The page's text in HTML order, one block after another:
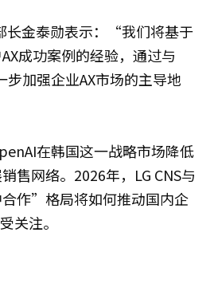
长金泰勋表示：“我们将基于
成功案例的经验，通过与
步加强企业AX市场的主导地
在韩国这一战略市场降低
售网络。2026年，LG CNS与
作”格局将如何推动国内企
关注。